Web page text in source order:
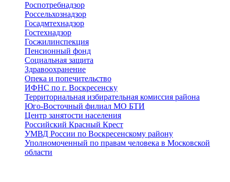
Роспотребнадзор
Россельхознадзор
Госадмтехнадзор
Гостехнадзор
Госжилинспекция
Пенсионный фонд
Социальная защита
Здравоохранение
Опека и попечительство
ИФНС по г. Воскресенску
Территориальная избирательная комиссия района
Юго-Восточный филиал МО БТИ
Центр занятости населения
Российский Красный Крест
УМВД России по Воскресенскому району
Уполномоченный по правам человека в Московской
области